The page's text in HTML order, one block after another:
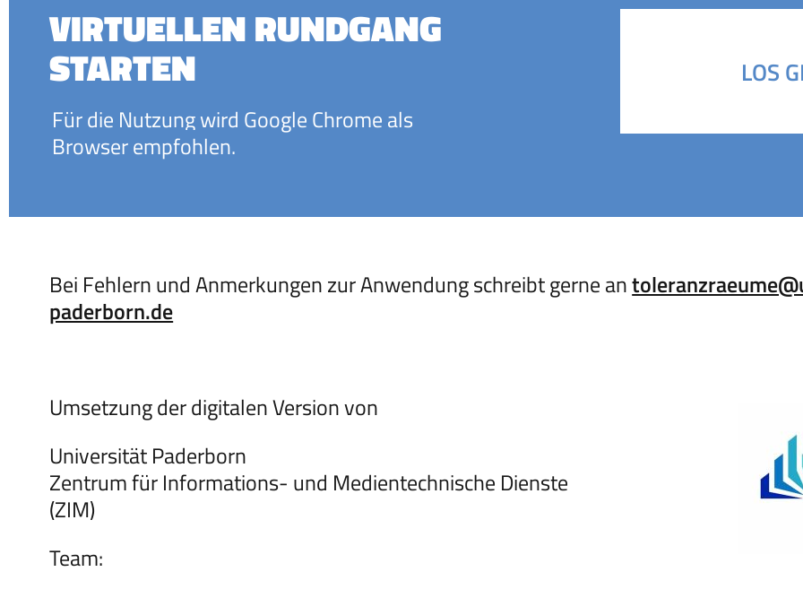
VIRTUELLEN RUNDGANG
STARTEN
Für die Nutzung wird Google Chrome als
Browserempfohlen.
LOS
Bei Fehlern und Anmerkungen zur Anwendung schreibt gerne an
paderborn.de
Umsetzung der digitalen Version von
Universität Paderborn
Zentrum für Informations- und Medientechnische Dienste
(ZIM)
Team: